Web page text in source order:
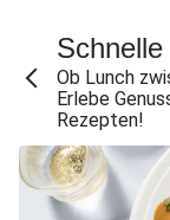
Ob Lunch
Erlebe
Rezepten!